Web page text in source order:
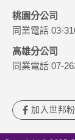
桃園分公司
同業電話 03-
高雄分公司
同業電話 07-